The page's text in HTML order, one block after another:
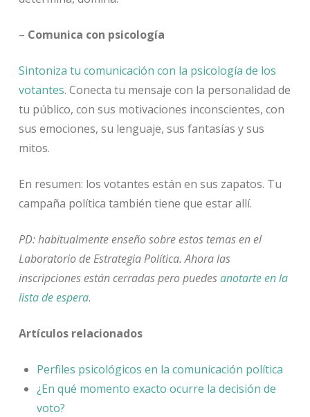
– Comunica con psicología
Sintoniza tu comunicación con la psicología de los
votantes. Conecta tu mensaje con la personalidad de
tu público, con sus motivaciones inconscientes, con
sus emociones, su lenguaje, sus fantasías y sus
mitos.
En resumen: los votantes están en sus zapatos. Tu
campaña política también tiene que estar allí.
PD: habitualmente enseño sobre estos temas en el
Laboratorio de Estrategia Política. Ahora las
inscripciones están cerradas pero puedesanotarte en la
lista de espera.
Artículos relacionados
Perfiles psicológicos en la comunicación política
¿En qué momento exacto ocurre la decisión de
voto?